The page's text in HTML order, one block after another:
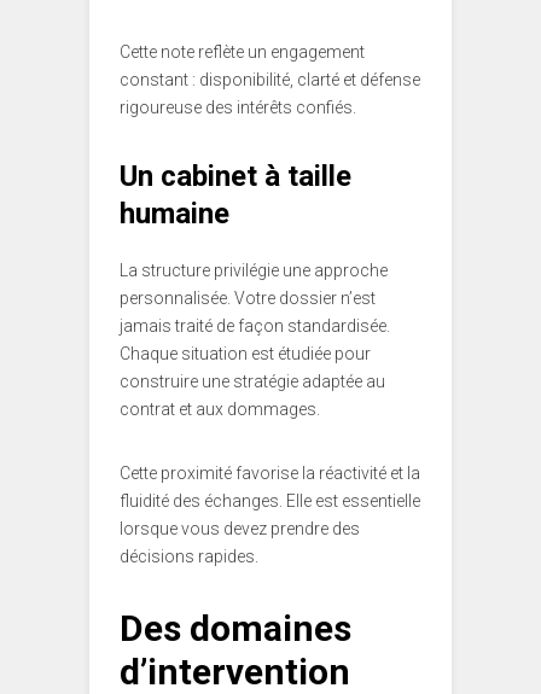
Cette note reflète un engagement
constant : disponibilité, clarté et défense
rigoureuse des intérêts confiés.
Un cabinet à taille
humaine
La structure privilégie une approche
personnalisée. Votre dossier n’est
jamais traité de façon standardisée.
Chaque situation est étudiée pour
construire une stratégie adaptée au
contrat et aux dommages.
Cette proximité favorise la réactivité et la
fluidité des échanges. Elle est essentielle
lorsque vous devez prendre des
décisions rapides.
Des domaines
d’intervention